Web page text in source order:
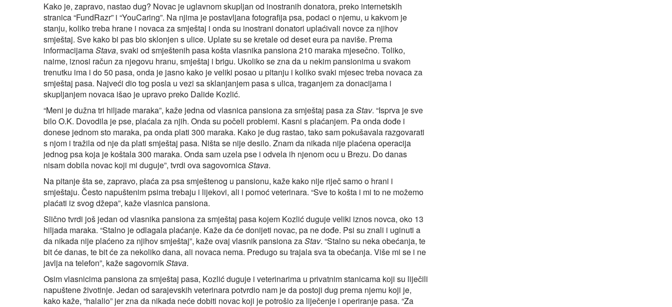
Kako je, zapravo, nastao dug? Novac je uglavnom skupljan od inostranih donatora, preko internetskih
stranica “FundRazr” i “YouCaring”. Na njima je postavljana fotografija psa, podaci o njemu, u kakvom je
stanju, koliko treba hrane i novaca za smještaj i onda su inostrani donatori uplaćivali novce za njihov
smještaj. Sve kako bi pas bio sklonjen s ulice. Uplate su se kretale od deset eura pa naviše. Prema
informacijamaStava, svaki od smještenih pasa košta vlasnika pansiona 210 maraka mjesečno. Toliko,
naime, iznosi račun za njegovu hranu, smještaj i brigu. Ukoliko se zna da u nekim pansionima u svakom
trenutku ima i do 50 pasa, onda je jasno kako je veliki posao u pitanju i koliko svaki mjesec treba novaca za
smještaj pasa. Najveći dio tog posla u vezi sa sklanjanjem pasa s ulica, traganjem za donacijama i
skupljanjem novaca išao je upravo preko Dalide Kozlić.
“Meni je dužna tri hiljade maraka”, kaže jedna od vlasnica pansiona za smještaj pasa zaStav. “Isprva je sve
bilo O.K. Dovodila je pse, plaćala za njih. Onda su počeli problemi. Kasni s plaćanjem. Pa onda dođe i
donese jednom sto maraka, pa onda plati 300 maraka. Kako je dug rastao, tako sam pokušavala razgovarati
s njom i tražila od nje da plati smještaj pasa. Ništa se nije desilo. Znam da nikada nije plaćena operacija
jednog psa koja je koštala 300 maraka. Onda sam uzela pse i odvela ih njenom ocu u Brezu. Do danas
nisam dobila novac koji mi duguje”, tvrdi ova sagovornicaStava.
Na pitanje šta se, zapravo, plaća za psa smještenog u pansionu, kaže kako nije riječ samo o hrani i
smještaju. Često napuštenim psima trebaju i lijekovi, ali i pomoć veterinara. “Sve to košta i mi to ne možemo
plaćati iz svog džepa”, kaže vlasnica pansiona.
Slično tvrdi još jedan od vlasnika pansiona za smještaj pasa kojem Kozlić duguje veliki iznos novca, oko 13
hiljada maraka. “Stalno je odlagala plaćanje. Kaže da će donijeti novac, pa ne dođe. Psi su znali i uginuti a
da nikada nije plaćeno za njihov smještaj”, kaže ovaj vlasnik pansiona zaStav. “Stalno su neka obećanja, te
bit će danas, te bit će za nekoliko dana, ali novaca nema. Predugo su trajala sva ta obećanja. Više mi se i ne
javlja na telefon”, kaže sagovornikStava.
Osim vlasnicima pansiona za smještaj pasa, Kozlić duguje i veterinarima u privatnim stanicama koji su liječili
napuštene životinje. Jedan od sarajevskih veterinara potvrdio nam je da postoji dug prema njemu koji je,
kako kaže, “halalio” jer zna da nikada neće dobiti novac koji je potrošio za liječenje i operiranje pasa. “Za